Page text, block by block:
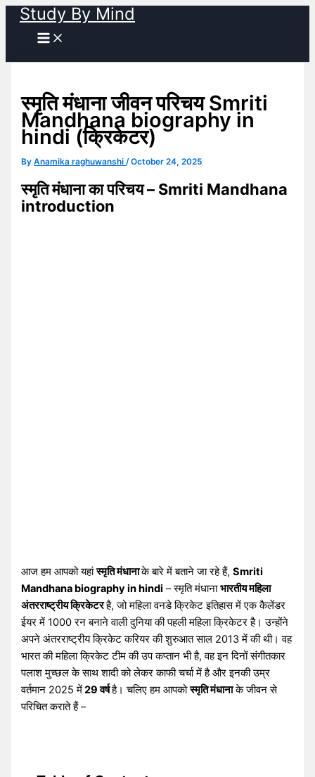
Skip
content
Study By Mind
स्मृति मंधाना जीवन परिचय Smriti
Mandhana biography in
hindi (क्रिकेटर)
ByAnamika raghuwanshi/October 24, 2025
स्मृति मंधाना का परिचय – Smriti Mandhana
introduction
आज हम आपको यहांस्मृति मंधानाके बारे में बताने जा रहे हैं,Smriti
Mandhana biography in hindi – स्मृति मंधानाभारतीय महिला
अंतरराष्ट्रीय क्रिकेटरहै, जो महिला वनडे क्रिकेट इतिहास में एक कैलेंडर
ईयर में 1000 रन बनाने वाली दुनिया की पहली महिला क्रिकेटर है। उन्होंने
अपने अंतरराष्ट्रीय क्रिकेट करियर की शुरुआत साल 2013 में की थी। वह
भारत की महिला क्रिकेट टीम की उप कप्तान भी है, वह इन दिनों संगीतकार
पलाश मुच्छल के साथ शादी को लेकर काफी चर्चा में है और इनकी उम्र
वर्तमान 2025 में29 वर्षहै। चलिए हम आपकोस्मृति मंधानाके जीवन से
परिचित कराते हैं –